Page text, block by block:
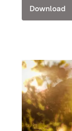
Download